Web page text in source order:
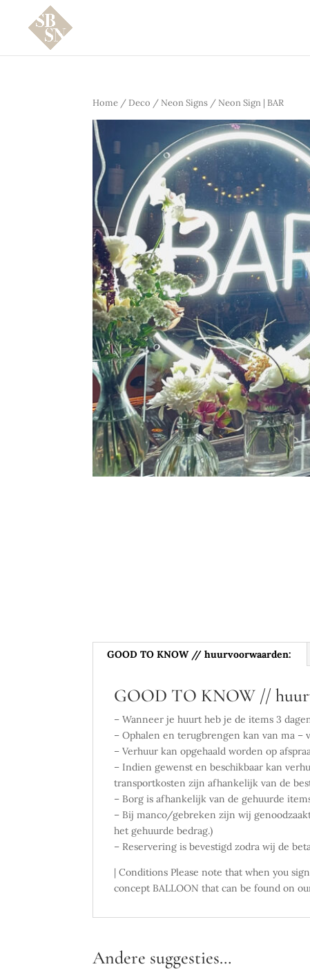
Home / Deco / Neon Signs / Neon Sign | BAR
GOOD TO KNOW // huurvoorwaarden:
GOOD TO KNOW //
– Wanneer je huurt heb je de items 3
– Ophalen en terugbrengen kan van ma
– Verhuur kan opgehaald worden op
– Indien gewenst en beschikbaar kan
transportkosten zijn afhankelijk van de
– Borg is afhankelijk van de gehuurde
– Bij manco/gebreken zijn wij
het gehuurde bedrag.)
– Reservering is bevestigd zodra wij de
| Conditions Please note that when you
concept BALLOON that can be found on
Andere suggesties…